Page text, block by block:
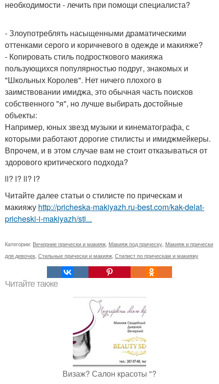
необходимости - лечить при помощи специалиста?
- Злоупотреблять насыщенными драматическими
оттенками серого и коричневого в одежде и макияже?
- Копировать стиль подросткового макияжа
пользующихся популярностью подруг, знакомых и
"Школьных Королев". Нет ничего плохого в
заимствовании имиджа, это обычная часть поисков
собственного "я", но лучше выбирать достойные
объекты:
Например, юных звезд музыки и кинематографа, с
которыми работают дорогие стилисты и имиджмейкеры.
Впрочем, и в этом случае вам не стоит отказываться от
здорового критического подхода?
ll? l? ll? l?
Читайте далее статьи о стилисте по прическам и
макияжу http://pricheska-makiyazh.ru-best.com/kak-delat-
pricheski-i-makiyazh/sti...
Категории: Вечерние прически и макияж, Макияж под прическу, Макияж и прически
для девочек, Стильные прически и макияж, Стилист по прическам и макияжу
Читайте также
Визаж? Салон красоты "?